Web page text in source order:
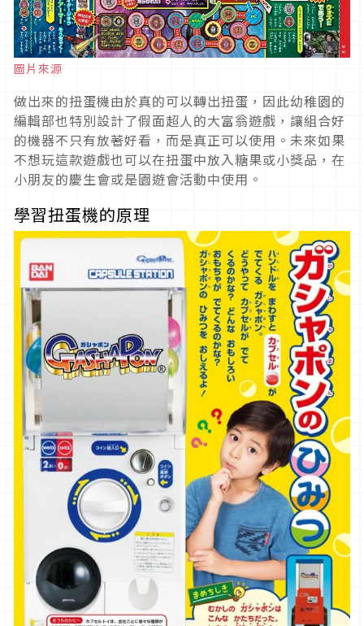
圖片來源
做出來的扭蛋機由於真的可以轉出扭蛋，因此幼稚園的
編輯部也特別設計了假面超人的大富翁遊戲，讓組合好
的機器不只有放著好看，而是真正可以使用。未來如果
不想玩這款遊戲也可以在扭蛋中放入糖果或小獎品，在
小朋友的慶生會或是園遊會活動中使用。
學習扭蛋機的原理